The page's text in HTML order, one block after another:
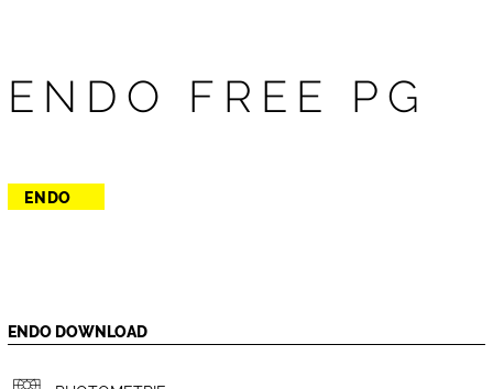
ENDO FREE PG
ENDO
ENDO DOWNLOAD